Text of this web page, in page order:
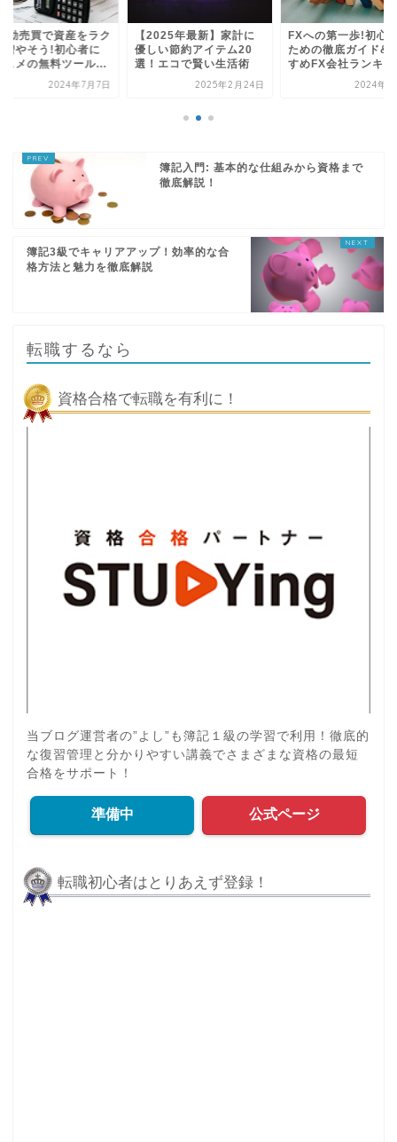
動売買で資産をラク
増やそう!初心者に
スメの無料ツール...
2024年7月7日
【2025年最新】家計に
優しい節約アイテム20
選！エコで賢い生活術
2025年2月24日
FXへの第一歩!初心
ための徹底ガイド&
すめFX会社ランキ
2024年5
簿記入門: 基本的な仕組みから資格まで
徹底解説！
簿記3級でキャリアアップ！効率的な合
格方法と魅力を徹底解説
転職するなら
資格合格で転職を有利に！
当ブログ運営者の”よし”も簿記１級の学習で利用！徹底的
な復習管理と分かりやすい講義でさまざまな資格の最短
合格をサポート！
準備中 公式ページ
転職初心者はとりあえず登録！